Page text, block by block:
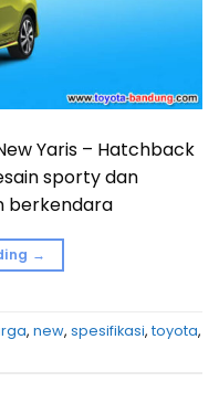
Yaris – Hatchback
sporty dan
berkendara
→
, new, spesifikasi, toyota,